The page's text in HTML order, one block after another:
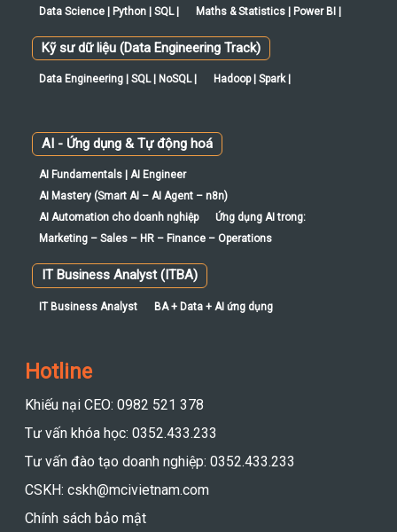
Data Science | Python | SQL | Maths & Statistics | Power BI |
Kỹ sư dữ liệu (Data Engineering Track)
Data Engineering | SQL | NoSQL | Hadoop | Spark |
AI - Ứng dụng & Tự động hoá
AI Fundamentals | AI Engineer
AI Mastery (Smart AI – AI Agent – n8n)
AI Automation cho doanh nghiệp
Ứng dụng AI trong:
Marketing – Sales – HR – Finance – Operations
IT Business Analyst (ITBA)
IT Business Analyst BA + Data + AI ứng dụng
Hotline
Khiếu nại CEO: 0982 521 378
Tư vấn khóa học: 0352.433.233
Tư vấn đào tạo doanh nghiệp: 0352.433.233
CSKH: cskh@mcivietnam.com
Chính sách bảo mật